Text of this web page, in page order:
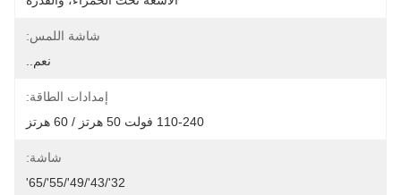
شاشة اللمس:
نعم..
إمدادات الطاقة:
110-240 فولت 50 هرتز / 60 هرتز
شاشة:
32'/43'/49'/55'/65'